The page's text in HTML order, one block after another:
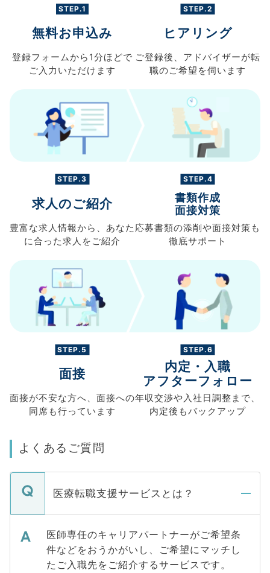
STEP.1
無料お申込み
登録フォームから 1分ほどで
ご入力 いただけます
STEP.2
ヒアリング
ご登録後、 アドバイザーが転
職のご希望を伺います
STEP.3
求人のご紹介
豊富な求人情報から、 あなた
に合った求人を ご紹介
STEP.4
書類作成
面接対策
応募書類の添削や面接対策も
徹底サポート
STEP.5
面接
面接が不安な方へ、 面接への
同席も行っています
STEP.6
内定・入職
アフターフォロー
年収交渉や入社日調整まで、
内定後もバックアップ
よくあるご質問
医療転職支援サービスとは？
医師専任のキャリアパートナーがご希望条
件などをおうかがいし、ご希望にマッチし
たご入職先をご紹介するサービスです。